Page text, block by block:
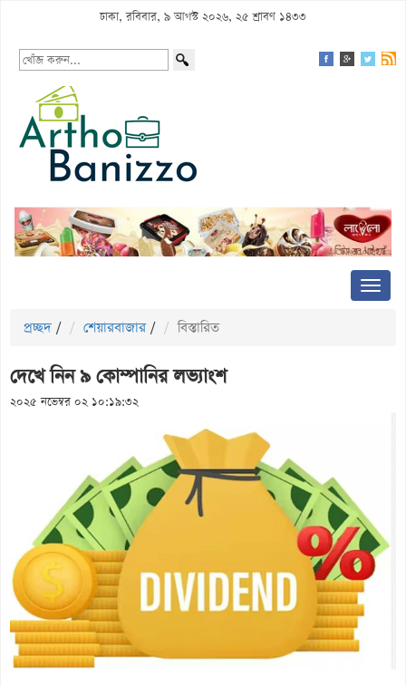
ঢাকা, রবিবার, ৯ আগস্ট ২০২৬, ২৫ শ্রাবণ ১৪৩৩
প্রচ্ছদ / শেয়ারবাজার / বিস্তারিত
দেখে নিন ৯ কোম্পানির লভ্যাংশ
২০২৫ নভেম্বর ০২ ১০:১৯:৩২